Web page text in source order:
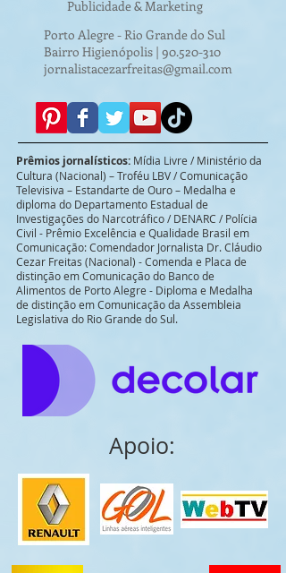
Publicidade & Marketing
Porto Alegre - Rio Grande do Sul
Bairro Higienópolis | 90.520-310
jornalistacezarfreitas@gmail.com
Prêmios jornalísticos: Mídia Livre / Ministério da
Cultura (Nacional) – Troféu LBV / Comunicação
Televisiva – Estandarte de Ouro – Medalha e
diploma do Departamento Estadual de
Investigações do Narcotráfico / DENARC / Polícia
Civil - Prêmio Excelência e Qualidade Brasil em
Comunicação: Comendador Jornalista Dr. Cláudio
Cezar Freitas (Nacional) - Comenda e Placa de
distinção em Comunicação do Banco de
Alimentos de Porto Alegre - Diploma e Medalha
de distinção em Comunicação da Assembleia
Legislativa do Rio Grande do Sul.
Apoio: